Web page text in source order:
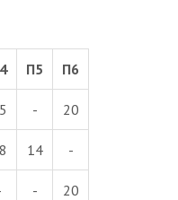
П5 П6
- 20
14 -
- 20